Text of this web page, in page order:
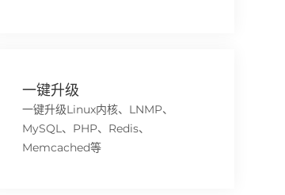
一键升级
一键升级Linux内核、LNMP、
MySQL、PHP、Redis、
Memcached等